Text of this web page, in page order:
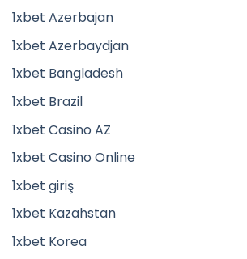
1xbet Azerbajan
1xbet Azerbaydjan
1xbet Bangladesh
1xbet Brazil
1xbet Casino AZ
1xbet Casino Online
1xbet giriş
1xbet Kazahstan
1xbet Korea